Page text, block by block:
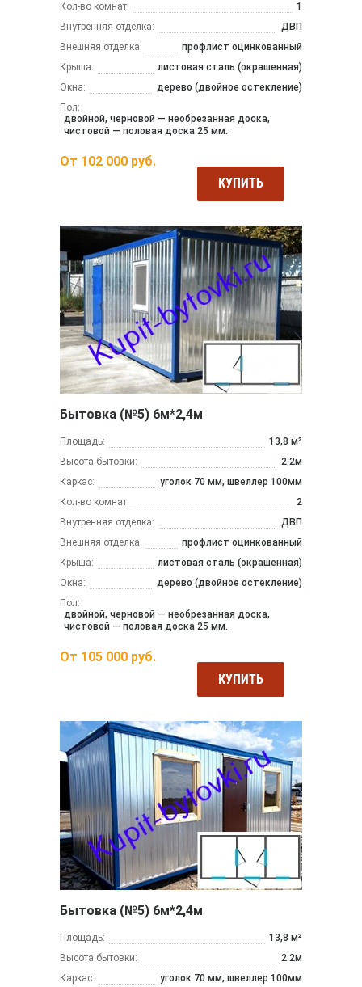
Кол-во комнат:
1
Внутренняя отделка:
ДВП
Внешняя отделка:
профлист оцинкованный
Крыша:
листовая сталь (окрашенная)
Окна:
дерево (двойное остекление)
Пол:
двойной, черновой — необрезанная доска,
чистовой — половая доска 25 мм.
От 102 000 руб.
КУПИТЬ
Бытовка (№5) 6м*2,4м
Площадь:
13,8 м²
Высота бытовки:
2.2м
Каркас:
уголок 70 мм, швеллер 100мм
Кол-во комнат:
2
Внутренняя отделка:
ДВП
Внешняя отделка:
профлист оцинкованный
Крыша:
листовая сталь (окрашенная)
Окна:
дерево (двойное остекление)
Пол:
двойной, черновой — необрезанная доска,
чистовой — половая доска 25 мм.
От 105 000 руб.
КУПИТЬ
Бытовка (№5) 6м*2,4м
Площадь:
13,8 м²
Высота бытовки:
2.2м
Каркас:
уголок 70 мм, швеллер 100мм